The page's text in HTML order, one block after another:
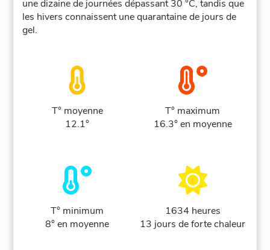
une dizaine de journées dépassant 30 °C, tandis que
les hivers connaissent une quarantaine de jours de
gel.
T° moyenne
12.1°
T° maximum
16.3° en moyenne
T° minimum
8° en moyenne
1634 heures
13 jours de forte chaleur